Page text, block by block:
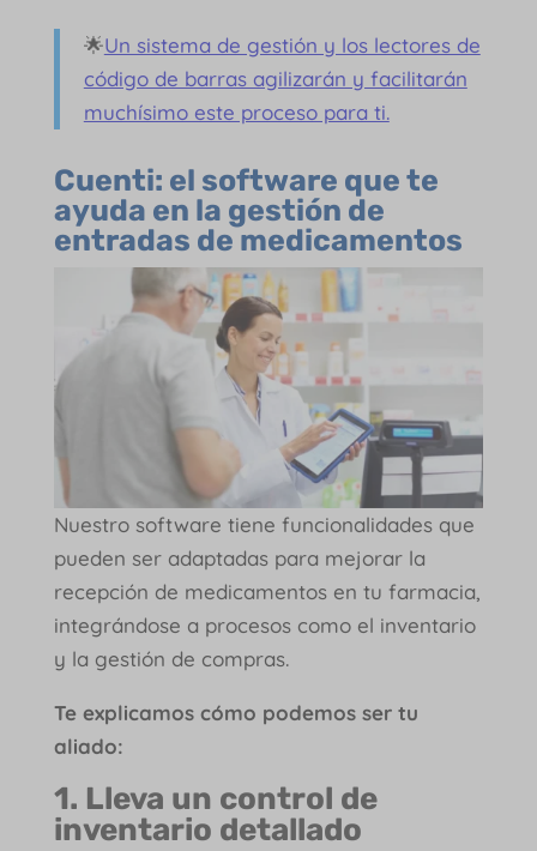
🌟Un sistema de gestión y los lectores de
código de barras agilizarán y facilitarán
muchísimo este proceso para ti.
Cuenti: el software que te
ayuda en la gestión de
entradas de medicamentos
Nuestro software tiene funcionalidades que
pueden ser adaptadas para mejorar la
recepción de medicamentos en tu farmacia,
integrándose a procesos como el inventario
y la gestión de compras.
Te explicamos cómo podemos ser tu
aliado:
1. Lleva un control de
inventario detallado